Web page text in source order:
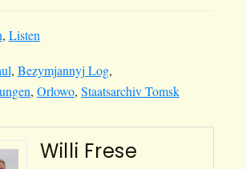
, Listen
, Bezymjannyj Log,
, Orlowo, Staatsarchiv Tomsk
Willi Frese